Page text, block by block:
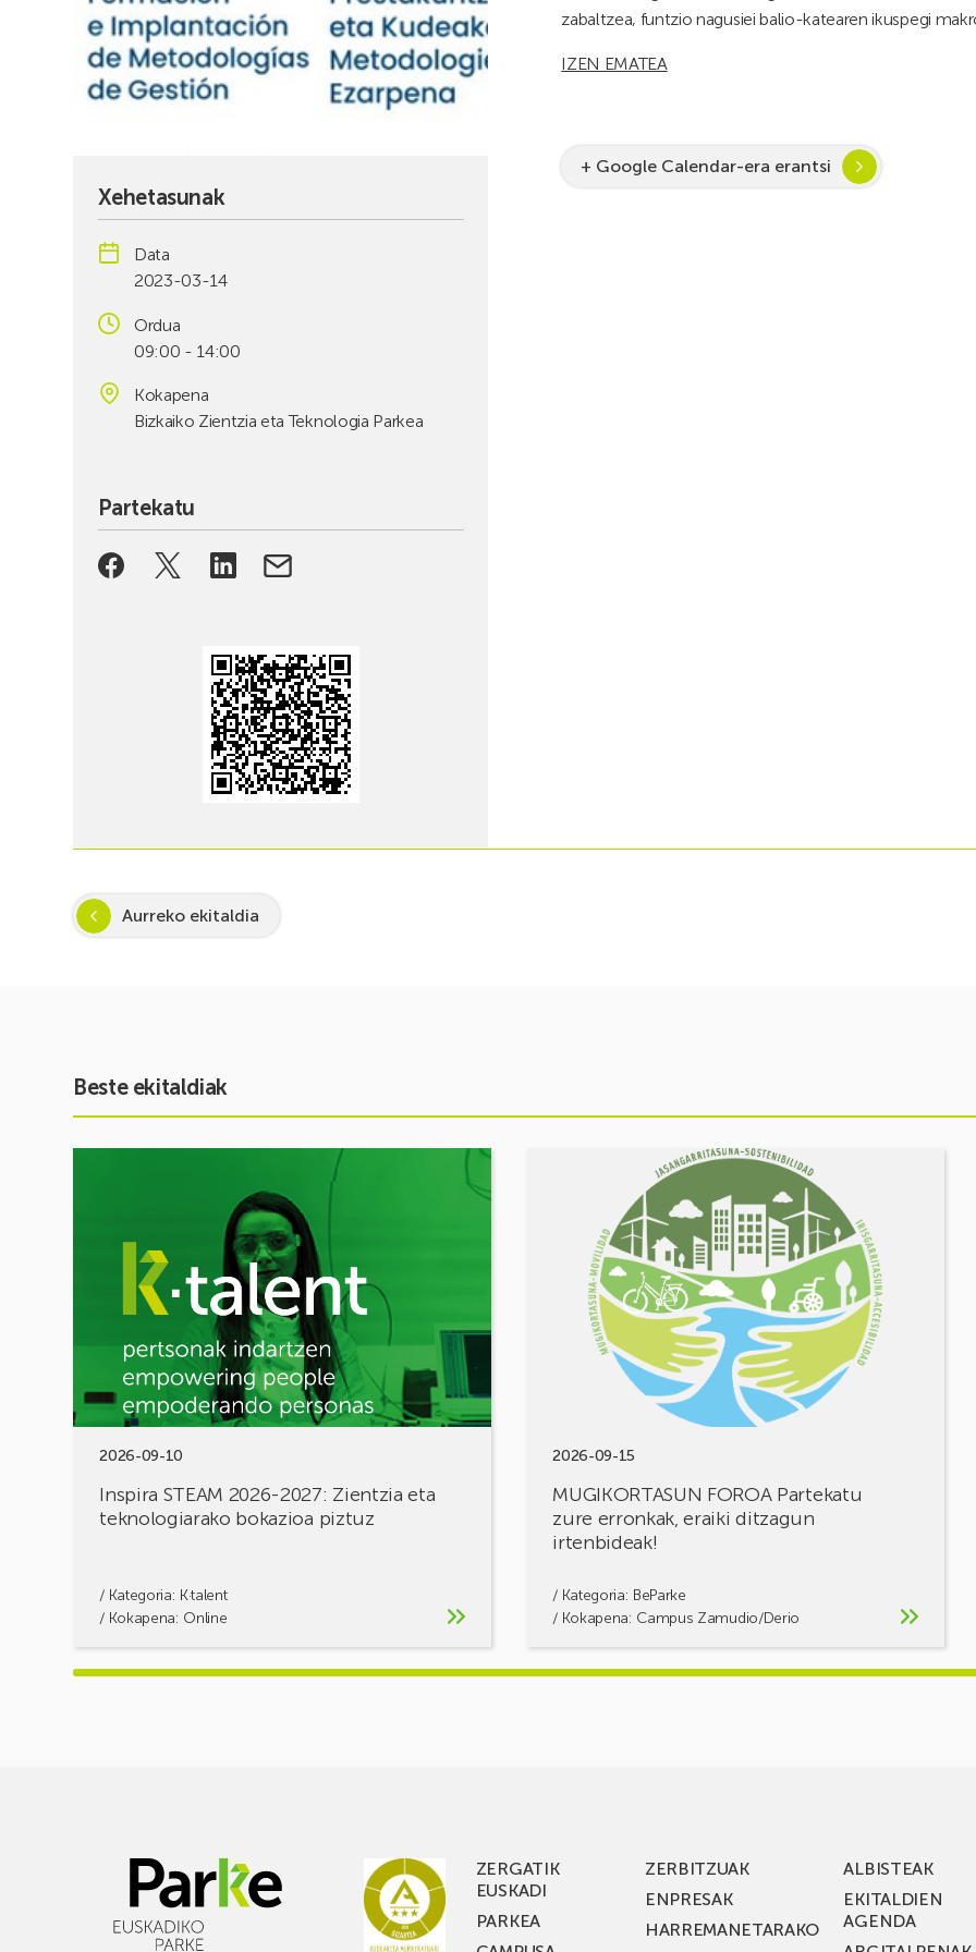
zabaltzea, funtzio nagusiei balio-katearen ikuspegi
IZEN EMATEA
+ Google Calendar-era erantsi
Xehetasunak
Data
2023-03-14
Ordua
09:00 - 14:00
Kokapena
Bizkaiko Zientzia eta Teknologia Parkea
Partekatu
Aurreko ekitaldia
Beste ekitaldiak
2026-09-10
Inspira STEAM 2026-2027: Zientzia eta
teknologiarako bokazioa piztuz
/ Kategoria: K·talent
/ Kokapena: Online
teknologiarako
bokazioa
piztuz
2026-09-15
MUGIKORTASUN FOROA Partekatu
zure erronkak, eraiki ditzagun
irtenbideak!
/ Kategoria: BeParke
/ Kokapena: Campus Zamudio/Derio
MUGIKORTASUN
ZERGATIK
EUSKADI
PARKEA
ZERBITZUAK
ENPRESAK
HARREMANETARAKO
ALBISTEAK
EKITALDIEN
AGENDA